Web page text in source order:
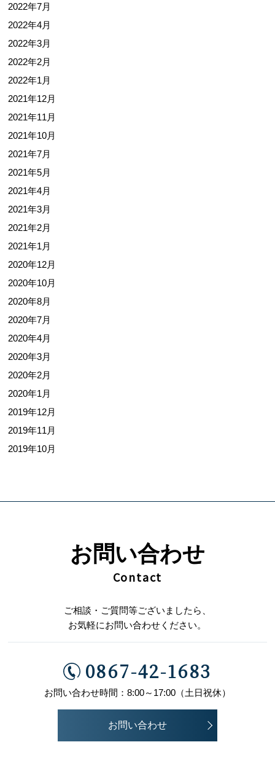
2022年7月
2022年4月
2022年3月
2022年2月
2022年1月
2021年12月
2021年11月
2021年10月
2021年7月
2021年5月
2021年4月
2021年3月
2021年2月
2021年1月
2020年12月
2020年10月
2020年8月
2020年7月
2020年4月
2020年3月
2020年2月
2020年1月
2019年12月
2019年11月
2019年10月
お問い合わせ
Contact
ご相談・ご質問等ございましたら、
お気軽にお問い合わせください。
0867-42-1683
お問い合わせ時間：8:00～17:00（土日祝休）
お問い合わせ